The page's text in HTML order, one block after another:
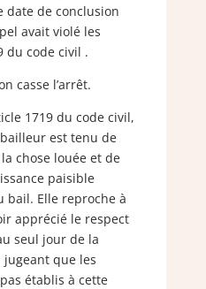
date de conclusion
avait violé les
du code civil .
casse l’arrêt.
1719 du code civil,
est tenu de
chose louée et de
paisible
bail. Elle reproche à
apprécié le respect
seul jour de la
jugeant que les
établis à cette